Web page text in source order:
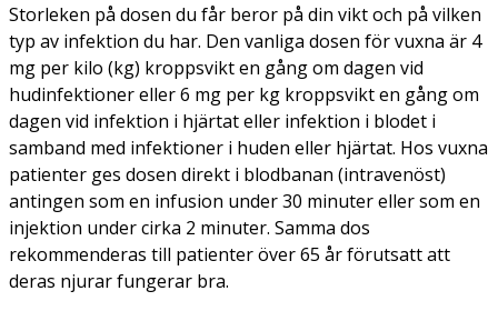
Storleken på dosen du får beror på din vikt och på vilken
typ av infektion du har. Den vanliga dosen för vuxna är 4
mg per kilo (kg) kroppsvikt en gång om dagen vid
hudinfektioner eller 6 mg per kg kroppsvikt en gång om
dagen vid infektion i hjärtat eller infektion i blodet i
samband med infektioner i huden eller hjärtat. Hos vuxna
patienter ges dosen direkt i blodbanan (intravenöst)
antingen som en infusion under 30 minuter eller som en
injektion under cirka 2 minuter. Samma dos
rekommenderas till patienter över 65 år förutsatt att
deras njurar fungerar bra.